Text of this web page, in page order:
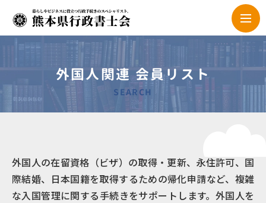
外国人関連 会員リスト
SEARCH
外国人の在留資格（ビザ）の取得・更新、永住許可、国
際結婚、日本国籍を取得するための帰化申請など、複雑
な入国管理に関する手続きをサポートします。外国人を